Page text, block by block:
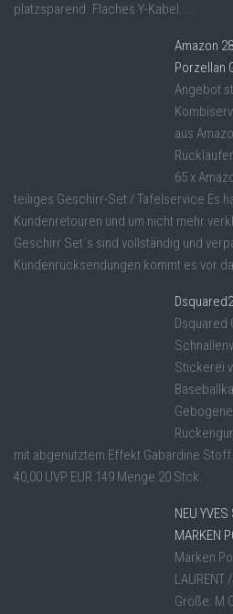
platzsparend. Flaches Y-Kabel: ...
Amazon
Porzellan
Angebot
aus
65 x
teiliges Geschirr-Set / Tafelservice Es
Kundenretouren und um nicht mehr
Geschirr Set´s sind vollständig und
Kundenrücksendungen kommt es vor
Dsquared
Stickerei
mit abgenutztem Effekt Gabardine
40,00 UVP EUR 149 Menge 20 Stck.
NEU
MARKEN
Marken
LAURENT
Größe: M